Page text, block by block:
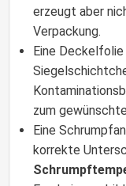
erzeugt aber
Verpackung.
Eine Deckelfolie
zum
Eine
korrekte